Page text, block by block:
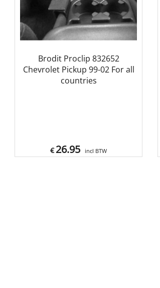
Brodit Proclip 832652
Chevrolet Pickup 99-02 For all
countries
€ 26.95 incl BTW